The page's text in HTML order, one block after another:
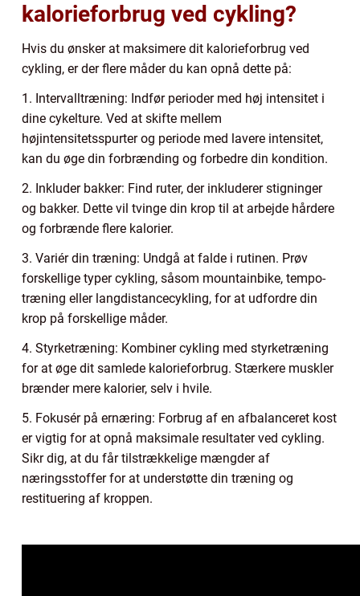
kalorieforbrug ved cykling?
Hvis du ønsker at maksimere dit kalorieforbrug ved
cykling, er der flere måder du kan opnå dette på:
1. Intervalltræning: Indfør perioder med høj intensitet i
dine cykelture. Ved at skifte mellem
højintensitetsspurter og periode med lavere intensitet,
kan du øge din forbrænding og forbedre din kondition.
2. Inkluder bakker: Find ruter, der inkluderer stigninger
og bakker. Dette vil tvinge din krop til at arbejde hårdere
og forbrænde flere kalorier.
3. Variér din træning: Undgå at falde i rutinen. Prøv
forskellige typer cykling, såsom mountainbike, tempo-
træning eller langdistancecykling, for at udfordre din
krop på forskellige måder.
4. Styrketræning: Kombiner cykling med styrketræning
for at øge dit samlede kalorieforbrug. Stærkere muskler
brænder mere kalorier, selv i hvile.
5. Fokusér på ernæring: Forbrug af en afbalanceret kost
er vigtig for at opnå maksimale resultater ved cykling.
Sikr dig, at du får tilstrækkelige mængder af
næringsstoffer for at understøtte din træning og
restituering af kroppen.